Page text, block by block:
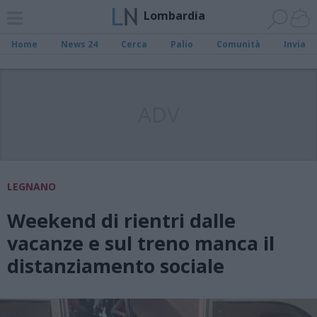
Lombardia
Home News 24 Cerca Palio Comunità Invia
LEGNANO
Weekend di rientri dalle
vacanze e sul treno manca il
distanziamento sociale